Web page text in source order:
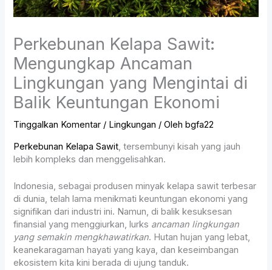
Perkebunan Kelapa Sawit:
Mengungkap Ancaman
Lingkungan yang Mengintai di
Balik Keuntungan Ekonomi
Tinggalkan Komentar / Lingkungan / Oleh bgfa22
Perkebunan Kelapa Sawit, tersembunyi kisah yang jauh
lebih kompleks dan menggelisahkan.
Indonesia, sebagai produsen minyak kelapa sawit terbesar
di dunia, telah lama menikmati keuntungan ekonomi yang
signifikan dari industri ini. Namun, di balik kesuksesan
finansial yang menggiurkan, lurks ancaman lingkungan
yang semakin mengkhawatirkan. Hutan hujan yang lebat,
keanekaragaman hayati yang kaya, dan keseimbangan
ekosistem kita kini berada di ujung tanduk.